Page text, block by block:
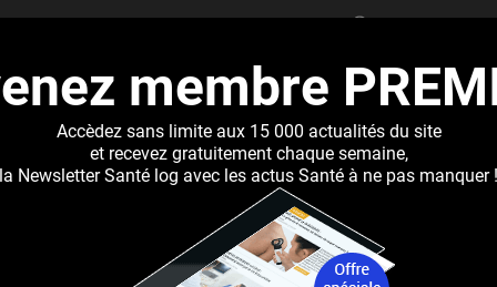
Jump to navigation
RECHERCHER
membre
Accèdez sans limite aux 15 000 actualités du site
et recevez gratuitement chaque semaine,
la Newsletter Santé log avec les actus Santé à ne pas manquer !